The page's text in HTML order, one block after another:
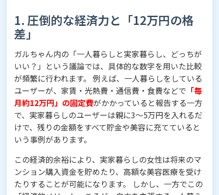
1. 圧倒的な経済力と「12万円の格
差」
ガルちゃん内の「一人暮らしと実家暮らし、どっちが
いい？」という議論では、具体的な数字を用いた比較
が頻繁に行われます。 例えば、一人暮らしをしている
ユーザーが、家賃・光熱費・通信費・食費などで 「毎
月約12万円」の固定費がかかっていると報告する一方
で、実家暮らしのユーザーは親に3〜5万円を入れるだ
けで、残りの金額をすべて貯金や美容に充てていると
いう事例があります。
この経済的余裕により、実家暮らしの女性は将来のマ
ンション購入資金を貯めたり、高額な美容医療を受け
たりすることが可能になります。 しかし、一方でこの